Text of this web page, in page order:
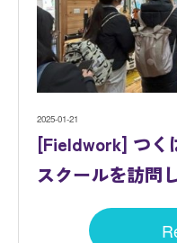
2025-01-21
[Fieldwork] つく
スクールを訪問